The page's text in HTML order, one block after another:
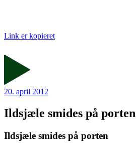
Link er kopieret
20. april 2012
Ildsjæle smides på porten
Ildsjæle smides på porten